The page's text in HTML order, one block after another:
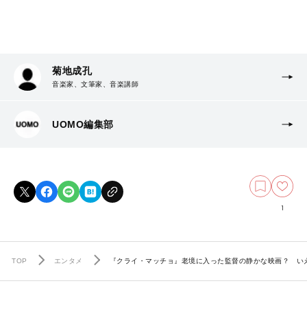
菊地成孔
音楽家、文筆家、音楽講師
UOMO編集部
1
TOP エンタメ 『クライ・マッチョ』老境に入った監督の静かな映画？